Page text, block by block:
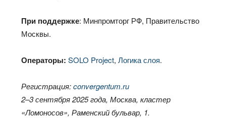
При поддержке: Минпромторг РФ, Правительство
Москвы.
Операторы: SOLO Project,Логика слоя.
Регистрация:convergentum.ru
2–3 сентября 2025 года, Москва, кластер
«Ломоносов», Раменский бульвар, 1.